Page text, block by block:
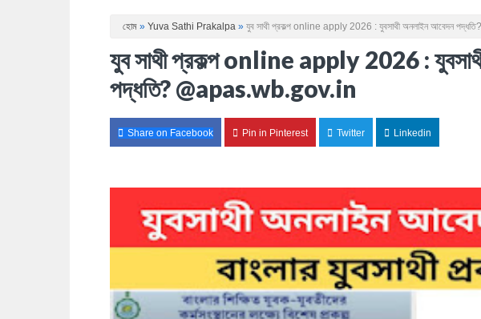
হোম » Yuva Sathi Prakalpa » যুব সাথী প্রকল্প online apply 2026 : যুবসাথী অনলাইন আবেদন
যুব সাথী প্রকল্প online apply 2026 :
পদ্ধতি? @apas.wb.gov.in
Share on Facebook Pin in Pinterest Twitter Linkedin